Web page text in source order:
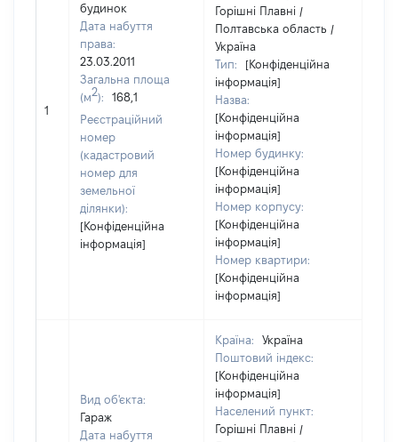
1
будинок
Дата набуття
права:
23.03.2011
Загальна площа
(м2):
168,1
Реєстраційний
номер
(кадастровий
номер для
земельної
ділянки):
[Конфіденційна
інформація]
Горішні Плавні /
Полтавська область /
Україна
Тип:
[Конфіденційна
інформація]
Назва:
[Конфіденційна
інформація]
Номер будинку:
[Конфіденційна
інформація]
Номер корпусу:
[Конфіденційна
інформація]
Номер квартири:
[Конфіденційна
інформація]
Вид об'єкта:
Гараж
Дата набуття
Країна:
Україна
Поштовий індекс:
[Конфіденційна
інформація]
Населений пункт:
Горішні Плавні /